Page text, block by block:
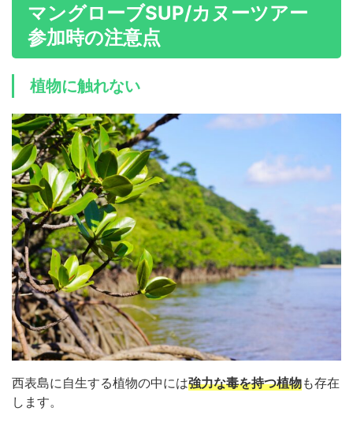
マングローブSUP/カヌーツアー
参加時の注意点
植物に触れない
西表島に自生する植物の中には強力な毒を持つ植物も存在
します。